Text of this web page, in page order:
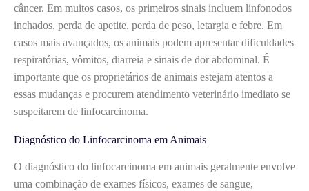
câncer. Em muitos casos, os primeiros sinais incluem linfonodos
inchados, perda de apetite, perda de peso, letargia e febre. Em
casos mais avançados, os animais podem apresentar dificuldades
respiratórias, vômitos, diarreia e sinais de dor abdominal. É
importante que os proprietários de animais estejam atentos a
essas mudanças e procurem atendimento veterinário imediato se
suspeitarem de linfocarcinoma.
Diagnóstico do Linfocarcinoma em Animais
O diagnóstico do linfocarcinoma em animais geralmente envolve
uma combinação de exames físicos, exames de sangue,